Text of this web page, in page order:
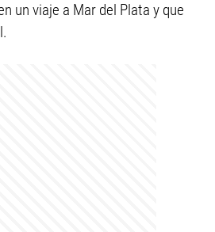
un viaje a Mar del Plata y que